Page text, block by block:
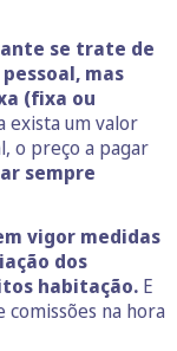
se trate de
mas
(fixa ou
exista um valor
o preço a pagar
sempre
vigor medidas
dos
habitação. E
comissões na hora